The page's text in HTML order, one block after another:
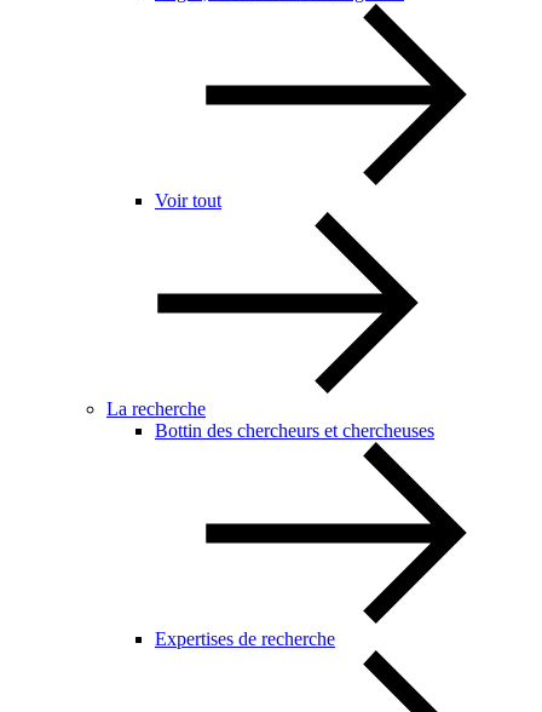
Voir tout
La recherche
Bottin des chercheurs et chercheuses
Expertises de recherche